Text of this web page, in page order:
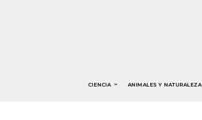
CIENCIA ANIMALES Y NATURALEZA